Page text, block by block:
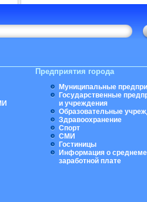
Предприятия города
Муниципальные
Государственные
и учреждения
Образовательные
Здравоохранение
Спорт
СМИ
Гостиницы
Информация о
заработной плате